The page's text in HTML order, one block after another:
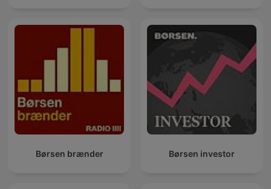
Børsen brænder Børsen investor